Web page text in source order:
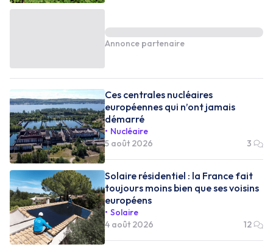
Annonce partenaire
Ces centrales nucléaires
européennes qui n’ont jamais
démarré
Nucléaire
5 août 2026
3
Solaire résidentiel : la France fait
toujours moins bien que ses voisins
européens
Solaire
4 août 2026
12